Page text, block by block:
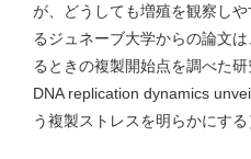
が、どうしても増殖を観察し
るジュネーブ大学からの論文
るときの複製開始点を調べた
DNA replication dynamics
う複製ストレスを明らかにする